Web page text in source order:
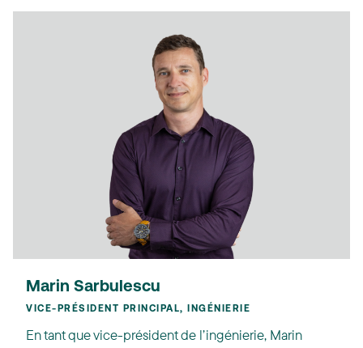
Marin Sarbulescu
VICE-PRÉSIDENT PRINCIPAL, INGÉNIERIE
En tant que vice-président de l’ingénierie, Marin